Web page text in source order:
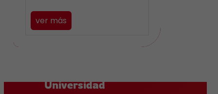
ver más
Universidad